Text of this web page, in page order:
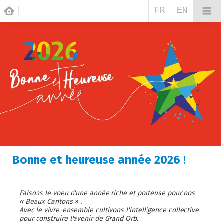
Bonne et heureuse année 2026 !
Faisons le voeu d'une année riche et porteuse pour nos
« Beaux Cantons » .
Avec le vivre-ensemble cultivons l'intelligence collective
pour construire l'avenir de Grand Orb.
FR EN